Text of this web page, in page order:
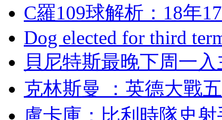
C羅109球解析  ：18
Dog elected for third
貝尼特斯最晚下周一
克林斯曼 ：英德大戰
盧卡庫：比利時隊